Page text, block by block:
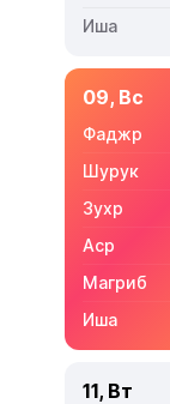
09, Вс
11, Вт